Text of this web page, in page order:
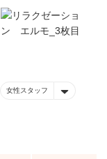
女性スタッフ